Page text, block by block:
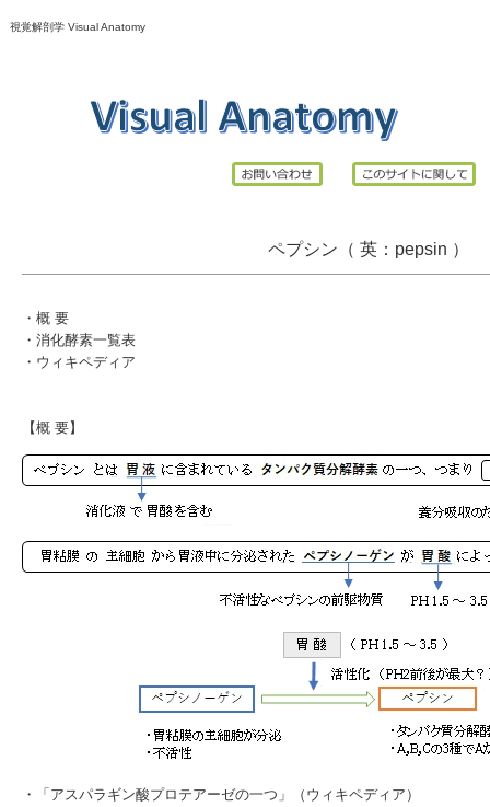
視覚解剖学 Visual Anatomy
ペプシン（ 英：pepsin ）
・ 概 要
・ 消化酵素一覧表
・ ウィキペディア
【概 要】
・「 アスパラギン酸プロテアーゼの一つ」（ ウィキペディア ）